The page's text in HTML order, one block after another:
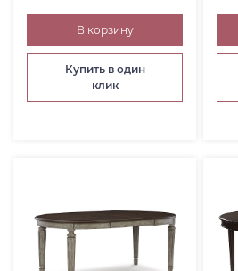
В корзину
Купить в один
клик